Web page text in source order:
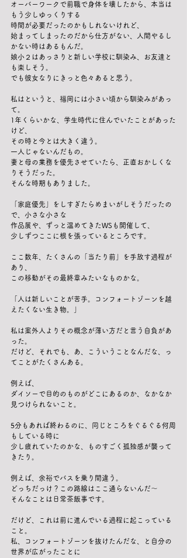
オーバーワークで前職で身体を壊したから、本当は
もう少しゆっくりする
時間が必要だったのかもしれないけれど、
始まってしまったのだから仕方がない、人間やるし
かない時はあるもんだ。
娘小２はあっさりと新しい学校に馴染み、お友達と
も楽しそう。
でも彼女なりにきっと色々あると思う。
私はというと、福岡には小さい頃から馴染みがあっ
て。
1年くらいかな、学生時代に住んでいたことがあった
けど、
その時と今とは大きく違う。
一人じゃないんだもの。
妻と母の業務を優先させていたら、正直おかしくな
りそうだった。
そんな時期もありました。
「家庭優先」をしすぎたらめまいがしそうだったの
で、小さな小さな
作品展や、ずっと温めてきたWSも開催して、
少しずつここに根を張っているところです。
ここ数年、たくさんの「当たり前」を手放す過程が
あり、
この移動がその最終章みたいなものかな。
「人は新しいことが苦手。コンフォートゾーンを越
えたくない生き物。」
私は案外人よりその概念が薄い方だと言う自負があ
った。
だけど、それでも、あ、こういうことなんだな、っ
てことがたくさんある。
例えば、
ダイソーで目的のものがどこにあるのか、なかなか
見つけられないこと。
5分もあれば終わるのに、同じところをぐるぐる何周
もしている時に
少し疲れていたのかな、ものすごく孤独感が襲って
きたり。
例えば、余裕でバスを乗り間違う。
どっちだっけ？この路線はここ通らないんだ〜
そんなことは日常茶飯事です。
だけど、これは前に進んでいる過程に起こっている
こと。
私、コンフォートゾーンを抜けたんだな、と自分の
世界が広がったことに